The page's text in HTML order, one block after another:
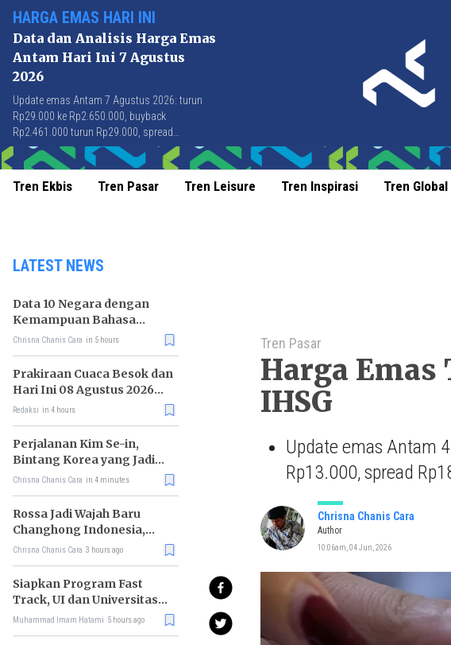
HARGA EMAS HARI INI
Data dan Analisis Harga Emas
Antam Hari Ini 7 Agustus
2026
Update emas Antam 7 Agustus 2026: turun
Rp29.000 ke Rp2.650.000, buyback
Rp2.461.000 turun Rp29.000, spread
Rp189.000 stabil di level terbaik sejak April
2026.
Tren Ekbis Tren Pasar Tren Leisure Tren Inspirasi Tren Global
LATEST NEWS
Data 10 Negara dengan
Kemampuan Bahasa
Inggris Terbaik
Chrisna Chanis Cara in 5 hours
Prakiraan Cuaca Besok dan
Hari Ini 08 Agustus 2026
untuk Wilayah DKI Jakarta
Redaksi in 4 hours
Perjalanan Kim Se-in,
Bintang Korea yang Jadi
Kurir Makanan
Chrisna Chanis Cara in 4 minutes
Rossa Jadi Wajah Baru
Changhong Indonesia,
Garansi Produk Kini
Chrisna Chanis Cara 3 hours ago
Siapkan Program Fast
Track, UI dan Universitas
Agung Podomoro Jalin
Muhammad Imam Hatami 5 hours ago
Tren Pasar
Harga Emas
IHSG
Update emas Antam
Rp13.000, spread
Chrisna Chanis Cara
Author
10:06am, 04 Jun, 2026